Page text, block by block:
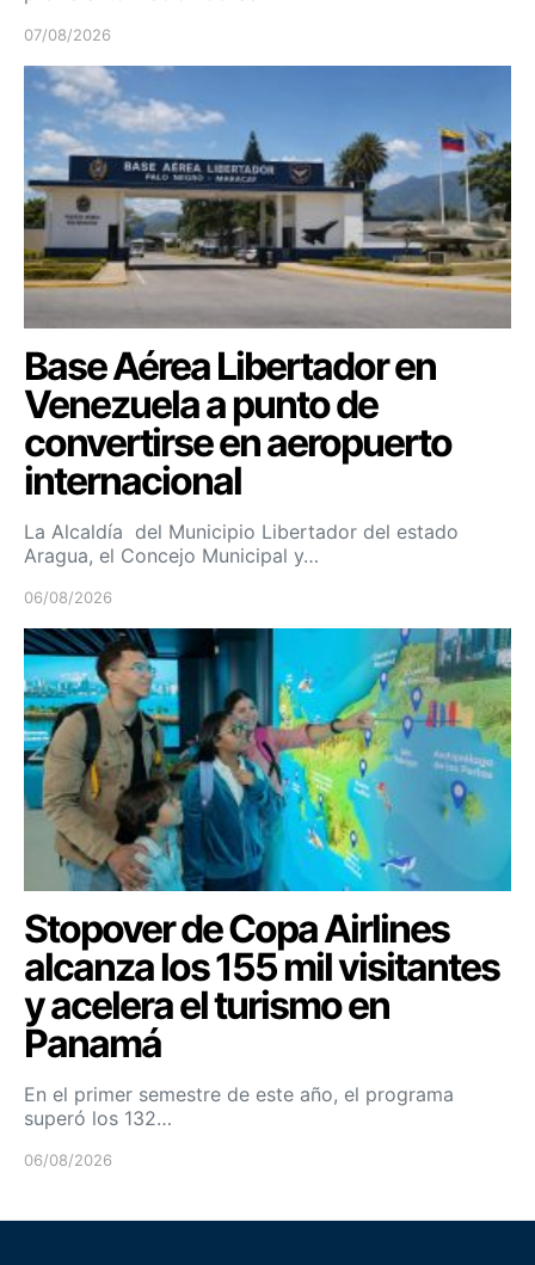
07/08/2026
Base Aérea Libertador en
Venezuela a punto de
convertirse en aeropuerto
internacional
La Alcaldía del Municipio Libertador del estado
Aragua, el Concejo Municipal y…
06/08/2026
Stopover de Copa Airlines
alcanza los 155 mil visitantes
y acelera el turismo en
Panamá
En el primer semestre de este año, el programa
superó los 132…
06/08/2026